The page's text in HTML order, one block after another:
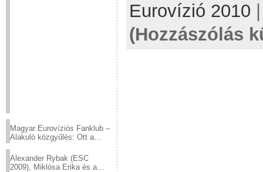
Magyar Eurovíziós Fanklub –
Alakuló közgyűlés: Ott a
Alexander Rybak (ESC
2009), Miklósa Erika és a
Eurovízió 2010
(Hozzászólás